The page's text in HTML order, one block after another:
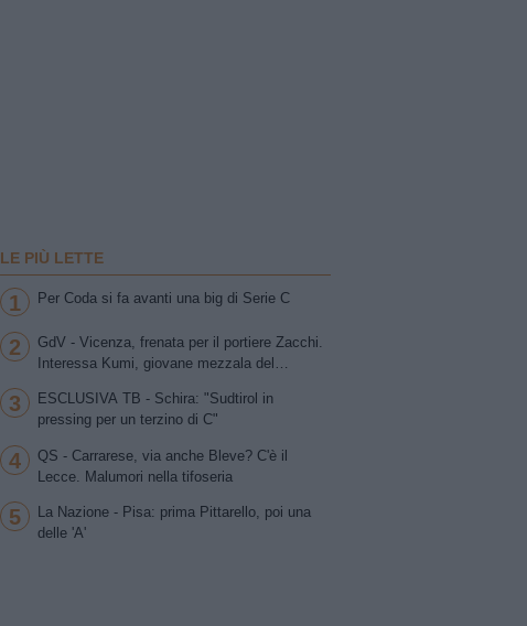
LE PIÙ LETTE
1 Per Coda si fa avanti una big di Serie C
2
GdV - Vicenza, frenata per il portiere Zacchi.
Interessa Kumi, giovane mezzala del
3
ESCLUSIVA TB - Schira: "Sudtirol in
pressing per un terzino di C"
4
QS - Carrarese, via anche Bleve? C'è il
Lecce. Malumori nella tifoseria
5
La Nazione - Pisa: prima Pittarello, poi una
delle 'A'